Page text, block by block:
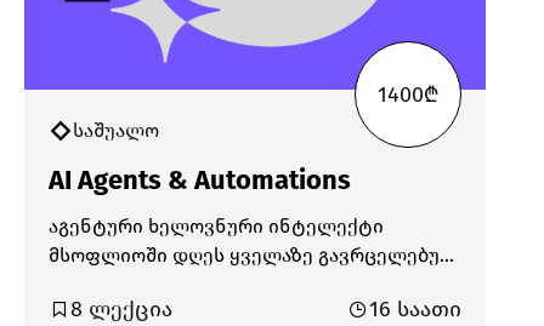
საშუალო
1400₾
AI Agents & Automations
აგენტური ხელოვნური ინტელექტი
მსოფლიოში დღეს ყველაზე გავრცელებულ
ის შექმნილია იმისთვის, რომ იმოქმედოს
8 ლექცია 16 საათი